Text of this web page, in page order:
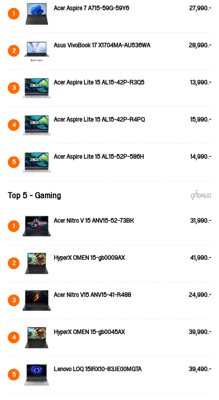
1 Acer Aspire 7 A715-59G-59Y6 27,990.-
2 Asus VivoBook 17 X1704MA-AU536WA 28,990.-
3 Acer Aspire Lite 15 AL15-42P-R3Q5 13,990.-
4 Acer Aspire Lite 15 AL15-42P-R4PQ 15,990.-
5 Acer Aspire Lite 15 AL15-52P-586H 14,990.-
Top 5 - Gaming ดูทั้งหมด
1 Acer Nitro V 15 ANV15-52-73BK 31,990.-
2 HyperX OMEN 15-gb0009AX 41,990.-
3 Acer Nitro V15 ANV15-41-R488 24,990.-
4 HyperX OMEN 15-gb0045AX 39,990.-
5 Lenovo LOQ 15IRX10-83JE00MGTA 39,490.-